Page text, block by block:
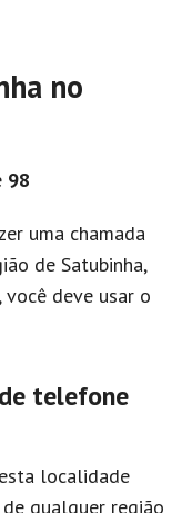
no
98
uma chamada
de Satubinha,
, você deve usar o
telefone
localidade
qualquer região